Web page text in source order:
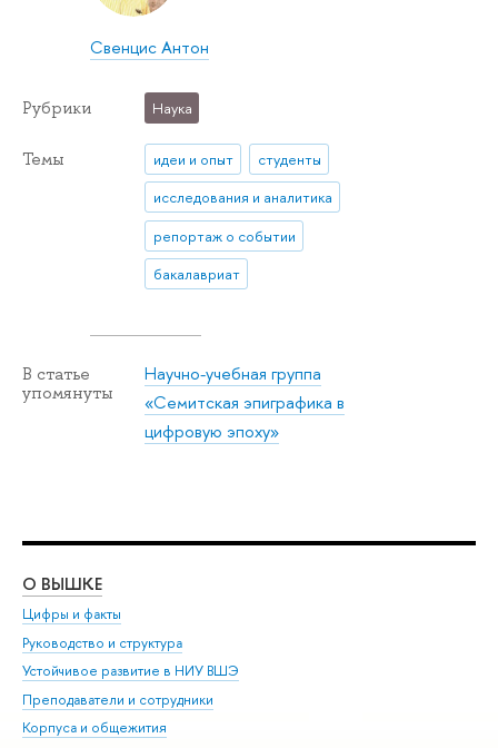
Свенцис Антон
Рубрики Наука
Темы идеи и опыт
студенты
исследования и аналитика
репортаж о событии
бакалавриат
В статье
упомянуты
Научно-учебная группа
«Семитская эпиграфика в
цифровую эпоху»
О ВЫШКЕ
Цифры и факты
Руководство и структура
Устойчивое развитие в НИУ ВШЭ
Преподаватели и сотрудники
Корпуса и общежития